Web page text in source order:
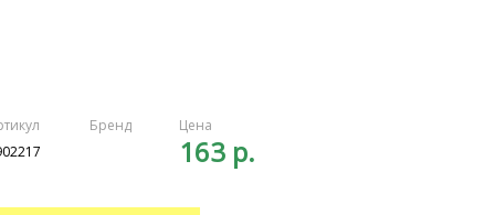
Бренд Цена
163 р.